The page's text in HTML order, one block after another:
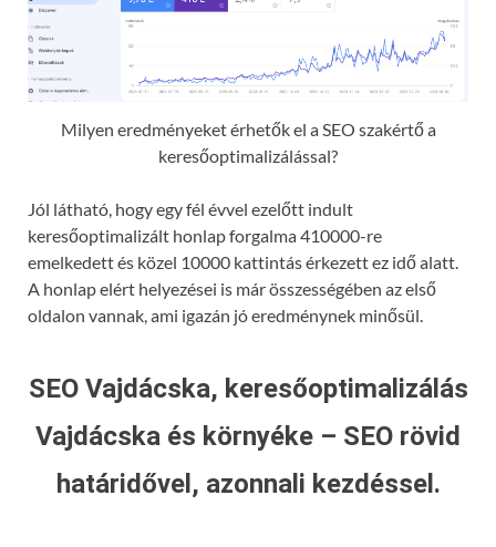
Milyen eredményeket érhetők el a SEO szakértő a
keresőoptimalizálással?
Jól látható, hogy egy fél évvel ezelőtt indult
keresőoptimalizált honlap forgalma 410000-re
emelkedett és közel 10000 kattintás érkezett ez idő alatt.
A honlap elért helyezései is már összességében az első
oldalon vannak, ami igazán jó eredménynek minősül.
SEO Vajdácska, keresőoptimalizálás
Vajdácska és környéke – SEO rövid
határidővel, azonnali kezdéssel.